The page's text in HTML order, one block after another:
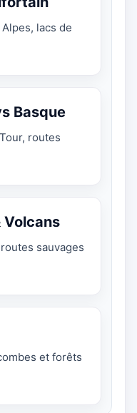
lacs de
Basque
routes
Volcans
sauvages
et forêts